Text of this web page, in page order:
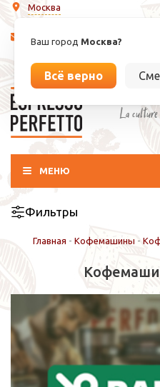
Москва
Ваш город Москва?
Всё верно
info@espressoperfetto.ru
La
МЕНЮ
Фильтры
Главная - Кофемашины -